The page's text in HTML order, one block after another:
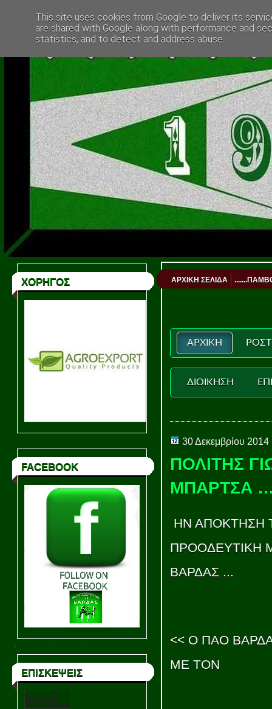
ΧΟΡΗΓΟΣ
FACEBOOK
ΕΠΙΣΚΕΨΕΙΣ
ΑΡΧΙΚΗ ΣΕΛΙΔΑ
ΑΡΧΙΚΗ
ΔΙΟΙΚΗΣΗ
30 Δεκεμβρίου 2014
ΠΟΛΙΤΗΣ
ΜΠΑΡΤΣΑ
ΗΝ ΑΠΟΚΤΗΣΗ
ΠΡΟΟΔΕΥΤΙΚΗ
ΒΑΡΔΑΣ ...
<< Ο ΠΑΟ
ΜΕ ΤΟΝ
This site uses cookies from Google to deliver its
are shared with Google along with performance and
statistics, and to detect and address abuse.